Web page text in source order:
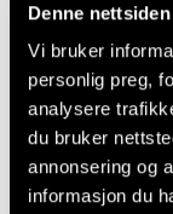
Denne
Vi bruker
personlig preg,
analysere
du bruker
annonsering og
informasjon du
– Der hadde
baken! Vi
resultatene
lyste ut mot